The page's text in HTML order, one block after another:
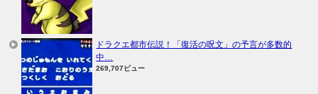
ドラクエ都市伝説！「復活の呪文」の予言が多数的
中…
269,707ビュー